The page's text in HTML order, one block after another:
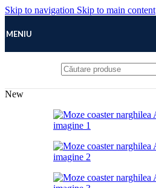
Skip to navigation Skip to main content
MENIU
New